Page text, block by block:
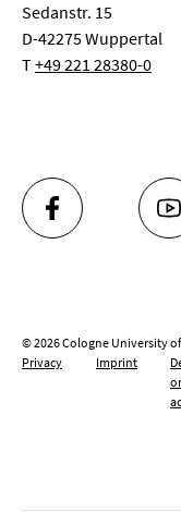
Sedanstr. 15
D-42275 Wuppertal
T+49 221 28380-0
FACEBOOK
© 2026 Cologne University
Privacy
Imprint